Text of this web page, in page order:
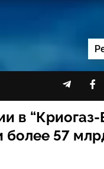
 
в
более 57